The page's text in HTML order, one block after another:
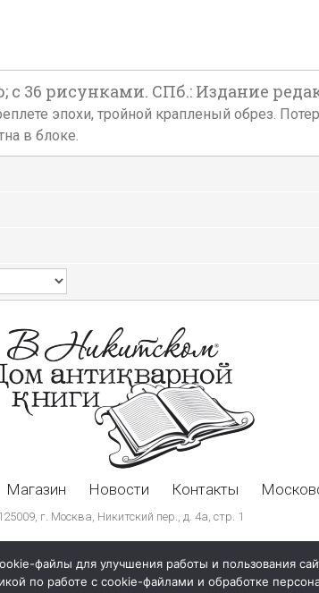
36 рисунками. СПб.: Издание
эпохи, тройной крапленый обрез.
в блоке.
Магазин Новости Контакты
г. Москва, Никитский пер., д. 4а, стр. 1
файлы для улучшения работы и пользования
по работе с cookie-файлами и обработке